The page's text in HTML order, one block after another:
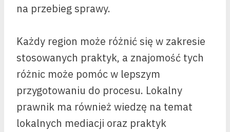
na przebieg sprawy.
Każdy region może różnić się w zakresie
stosowanych praktyk, a znajomość tych
różnic może pomóc w lepszym
przygotowaniu do procesu. Lokalny
prawnik ma również wiedzę na temat
lokalnych mediacji oraz praktyk